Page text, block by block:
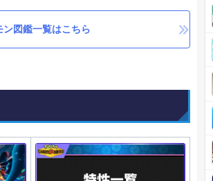
ン図鑑一覧はこちら